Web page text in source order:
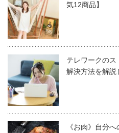
気12商品】
テレワークの
解決方法を解説
《お肉》自分